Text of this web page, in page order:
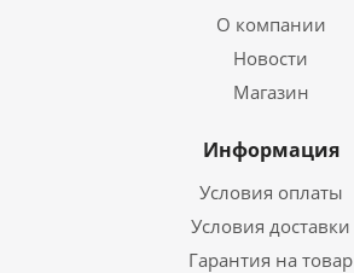
О компании
Новости
Магазин
Информация
Условия оплаты
Условия доставки
Гарантия на товар